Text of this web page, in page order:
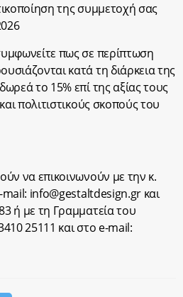
της συμμετοχή σας
πως σε περίπτωση
κατά τη διάρκεια της
το 15% επί της αξίας τους
πολιτιστικούς σκοπούς του
να επικοινωνούν με την κ.
info@gestaltdesign.gr και
ή με τη Γραμματεία του
25111 και στο e-mail: